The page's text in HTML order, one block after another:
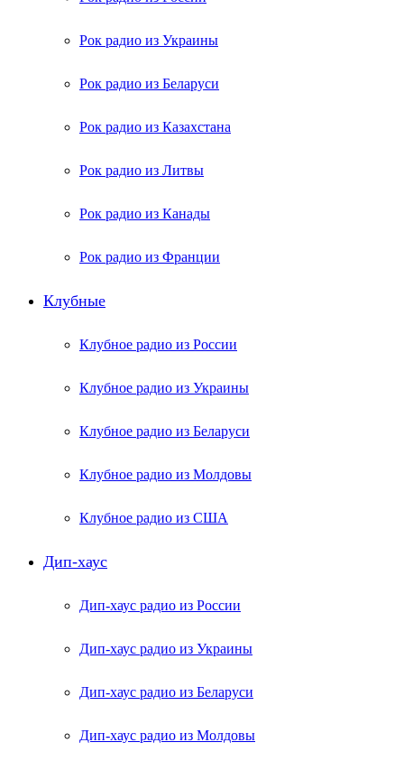
Рок радио из Украины
Рок радио из Беларуси
Рок радио из Казахстана
Рок радио из Литвы
Рок радио из Канады
Рок радио из Франции
Клубные
Клубное радио из России
Клубное радио из Украины
Клубное радио из Беларуси
Клубное радио из Молдовы
Клубное радио из США
Дип-хаус
Дип-хаус радио из России
Дип-хаус радио из Украины
Дип-хаус радио из Беларуси
Дип-хаус радио из Молдовы